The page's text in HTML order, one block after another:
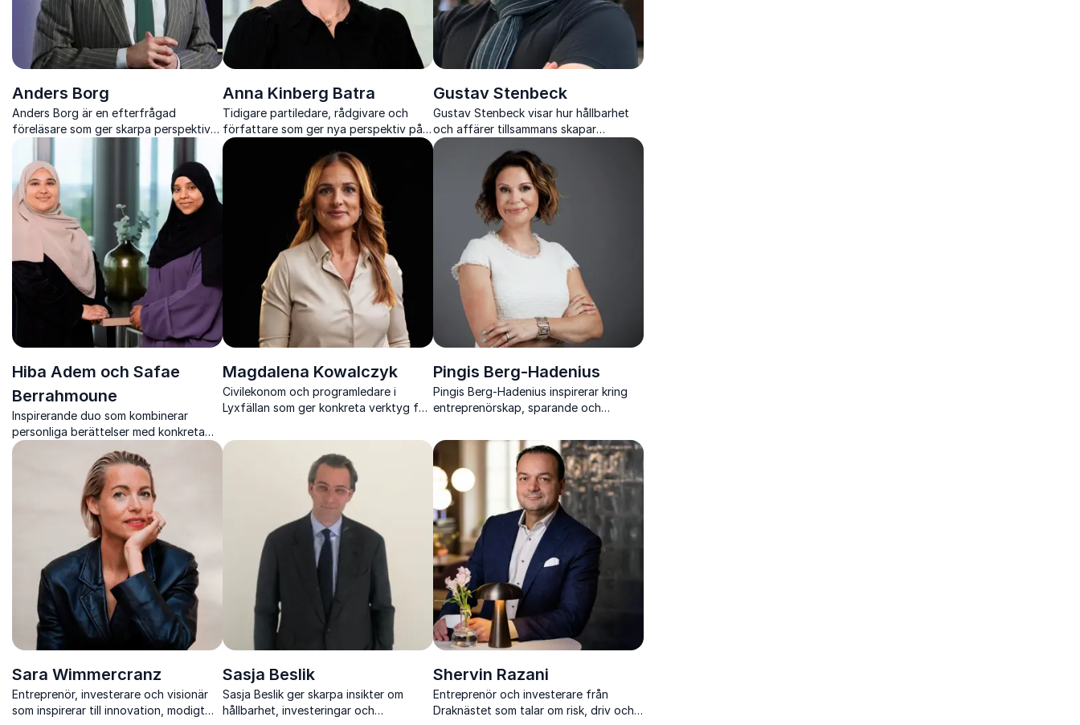
Anders Borg
Anders Borg är en efterfrågad
föreläsare som ger skarpa perspektiv
organisationer kan förbereda sig för
framtiden.
Anna Kinberg Batra
Tidigare partiledare, rådgivare och
författare som ger nya perspektiv på
ledarskap, förändring och
beslutsfattande i en komplex omvärld
Gustav Stenbeck
Gustav Stenbeck visar hur hållbarhet
och affärer tillsammans skapar
långsiktig framgång och relevans i en
snabbt föränderlig värld
Hiba Adem och Safae
Berrahmoune
Inspirerande duo som kombinerar
personliga berättelser med konkreta
verktyg för autentiskt ledarskap och
Magdalena Kowalczyk
Civilekonom och programledare i
Lyxfällan som ger konkreta verktyg för
i konsumtionssamhället.
Pingis Berg-Hadenius
Pingis Berg-Hadenius inspirerar kring
entreprenörskap, sparande och
från näringslivet
Sara Wimmercranz
Entreprenör, investerare och visionär
som inspirerar till innovation, modigt
Sasja Beslik
Sasja Beslik ger skarpa insikter om
hållbarhet, investeringar och
Shervin Razani
Entreprenör och investerare från
Draknästet som talar om risk, driv och